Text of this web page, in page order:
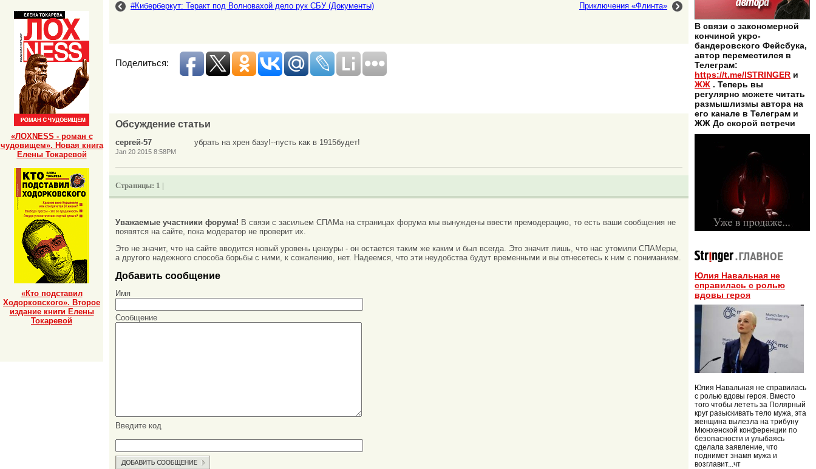
#Киберберкут: Теракт под Волновахой дело рук СБУ (Документы) Приключения «Флинта»
Поделиться:
Обсуждение статьи
сергей-57
Jan 20 2015 8:58PM
убрать на хрен базу!--пусть как в 1915будет!
Страницы: 1 |
Уважаемые участники форума! В связи с засильем СПАМа на страницах форума мы вынуждены ввести премодерацию, то есть ваши сообщения не
появятся на сайте, пока модератор не проверит их.
Это не значит, что на сайте вводится новый уровень цензуры - он остается таким же каким и был всегда. Это значит лишь, что нас утомили СПАМеры,
а другого надежного способа борьбы с ними, к сожалению, нет. Надеемся, что эти неудобства будут временными и вы отнесетесь к ним с пониманием.
Добавить сообщение
Имя
Сообщение
Введите код
В связи с закономерной
кончиной укро-
бандеровского Фейсбука,
автор переместился в
Телеграм:
https://t.me/ISTRINGER и
ЖЖ . Теперь вы
регулярно можете читать
размышлизмы автора на
его канале в Телеграм и
ЖЖ До скорой встречи
Юлия Навальная не
справилась с ролью
вдовы героя
Юлия Навальная не справилась
с ролью вдовы героя. Вместо
того чтобы лететь за Полярный
круг разыскивать тело мужа, эта
женщина вылезла на трибуну
Мюнхенской конференции по
безопасности и улыбаясь
сделала заявление, что
поднимет знамя мужа и
возглавит...чт
«ЛОХNESS - роман с
чудовищем». Новая книга
Елены Токаревой
«Кто подставил
Ходорковского». Второе
издание книги Елены
Токаревой